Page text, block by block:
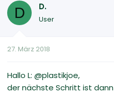
D D.
User
27. März 2018
Hallo L: @plastikjoe,
der nächste Schritt ist dann